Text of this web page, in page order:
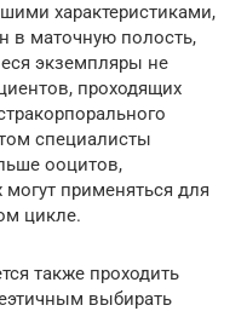
характеристиками,
в маточную полость,
экземпляры не
проходящих
специалисты
ооцитов,
применяться для
цикле.
также проходить
выбирать